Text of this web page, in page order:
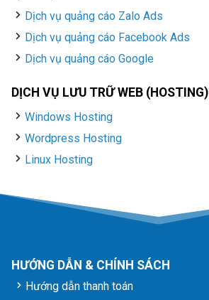
Dịch vụ quảng cáo Zalo Ads
Dịch vụ quảng cáo Facebook Ads
Dịch vụ quảng cáo Google
DỊCH VỤ LƯU TRỮ WEB (HOSTING)
Windows Hosting
Wordpress Hosting
Linux Hosting
HƯỚNG DẪN & CHÍNH SÁCH
Hướng dẫn thanh toán